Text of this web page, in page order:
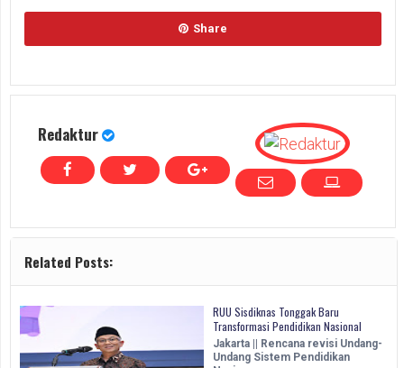
Share
Redaktur
Related Posts:
RUU Sisdiknas Tonggak Baru
Transformasi Pendidikan Nasional
Jakarta || Rencana revisi Undang-
Undang Sistem Pendidikan